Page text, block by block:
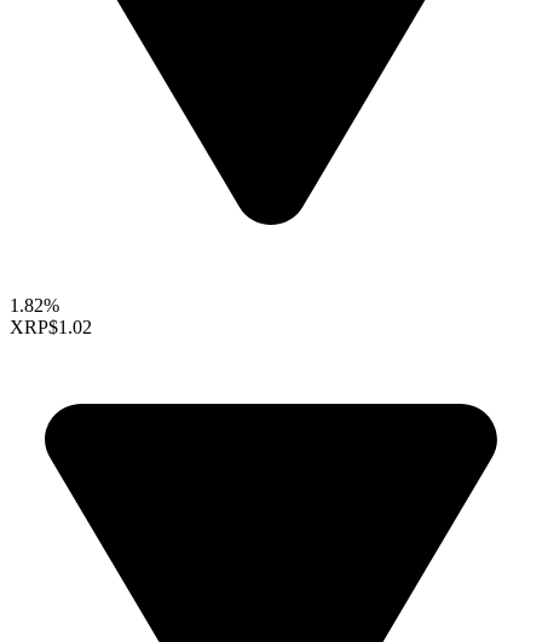
1.82%
XRP$1.02